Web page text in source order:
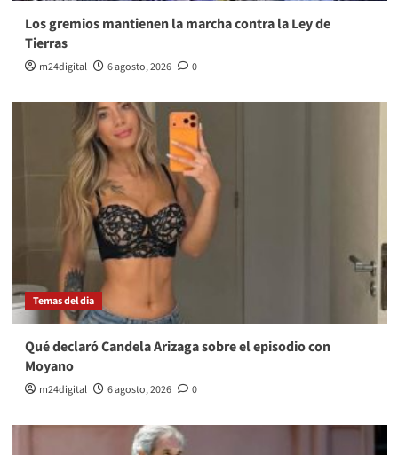
Los gremios mantienen la marcha contra la Ley de
Tierras
m24digital 6 agosto, 2026 0
Temas del dia
Qué declaró Candela Arizaga sobre el episodio con
Moyano
m24digital 6 agosto, 2026 0